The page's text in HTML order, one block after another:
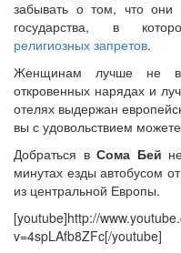
забывать о том, что они
государства, в
религиозных запретов.
Женщинам лучше не
откровенных нарядах и
отелях выдержан
вы с удовольствием
Добраться вСома Бей
минутах езды автобусом
из центральной Европы.
[youtube]http://
v=4spLAfb8ZFc[/youtube]